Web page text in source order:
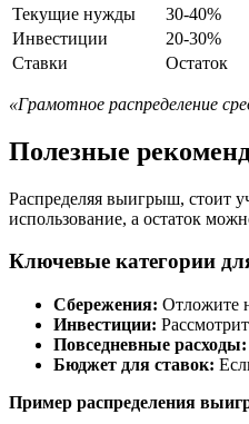
Текущие нужды
30-40%
Инвестиции
20-30%
Ставки
Остаток
«Грамотное распределение
Полезные
Распределяя выигрыш, стоит
использование, а остаток
Ключевые категории
Сбережения: Отложите
Инвестиции:
Повседневные расходы:
Бюджет для ставок:
Пример распределения